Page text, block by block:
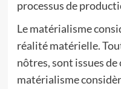
processus de
Le matérialisme
réalité matérielle.
nôtres, sont issues
matérialisme